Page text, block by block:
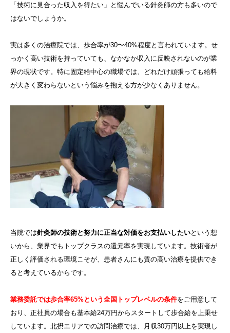
「技術に見合った収入を得たい」と悩んでいる針灸師の方も多いので
はないでしょうか。
実は多くの治療院では、歩合率が30〜40%程度と言われています。せ
っかく高い技術を持っていても、なかなか収入に反映されないのが業
界の現状です。特に固定給中心の職場では、どれだけ頑張っても給料
が大きく変わらないという悩みを抱える方が少なくありません。
当院では針灸師の技術と努力に正当な対価をお支払いしたいという想
いから、業界でもトップクラスの還元率を実現しています。技術者が
正しく評価される環境こそが、患者さんにも質の高い治療を提供でき
ると考えているからです。
業務委託では歩合率65%という全国トップレベルの条件をご用意して
おり、正社員の場合も基本給24万円からスタートして歩合給を上乗せ
しています。北摂エリアでの訪問治療では、月収30万円以上を実現し